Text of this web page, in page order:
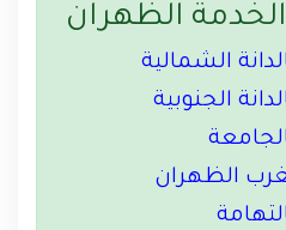
الظهران
الشمالية
الجنوبية
الظهران